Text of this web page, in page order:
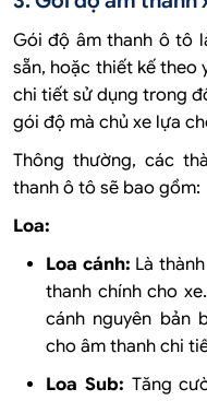
Gói độ âm thanh ô tô
sẵn, hoặc thiết kế theo
chi tiết sử dụng trong
gói độ mà chủ xe lựa
Thông thường, các
thanh ô tô sẽ bao gồm:
Loa:
Loa cánh: Là
thanh chính cho
cánh nguyên bản
cho âm thanh chi
Loa Sub: Tăng